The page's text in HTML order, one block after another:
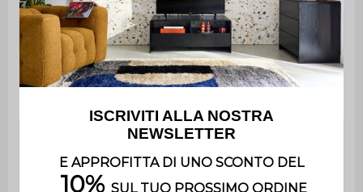
Densità del tessuto 330 g/m²
Rivestimento PU
schiuma della
seduta
(30kg/m3)